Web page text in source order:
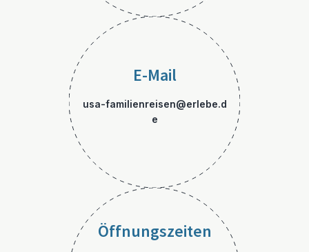
E-Mail
usa-familienreisen@erlebe.d
e
Öffnungszeiten